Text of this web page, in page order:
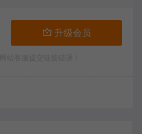
升级会员